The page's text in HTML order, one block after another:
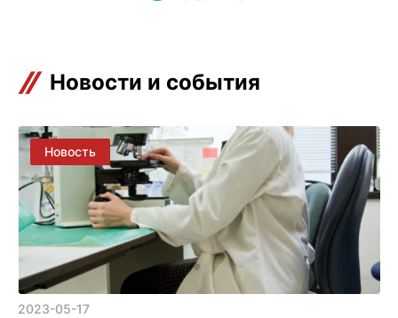
Новости и события
2023-05-17